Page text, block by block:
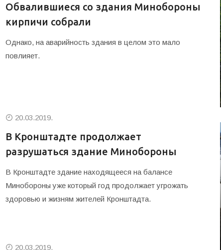
Обвалившиеся со здания Минобороны
кирпичи собрали
Однако, на аварийность здания в целом это мало
повлияет.
20.03.2019.
В Кронштадте продолжает
разрушаться здание Минобороны
В Кронштадте здание находящееся на балансе
Минобороны уже который год продолжает угрожать
здоровью и жизням жителей Кронштадта.
20.03.2019.